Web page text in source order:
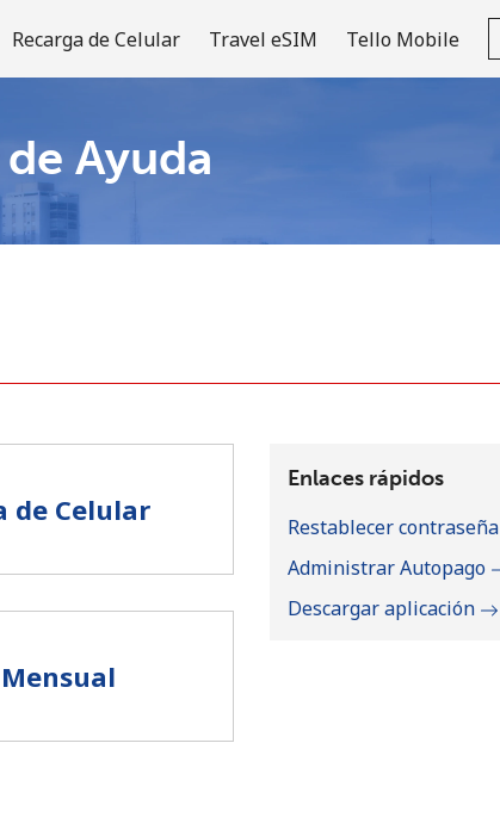
Recarga de Celular Travel eSIM Tello Mobile
o
Ayuda
de Celular
Enlaces rápidos
Restablecer contraseña
Administrar Autopago
Descargar aplicación